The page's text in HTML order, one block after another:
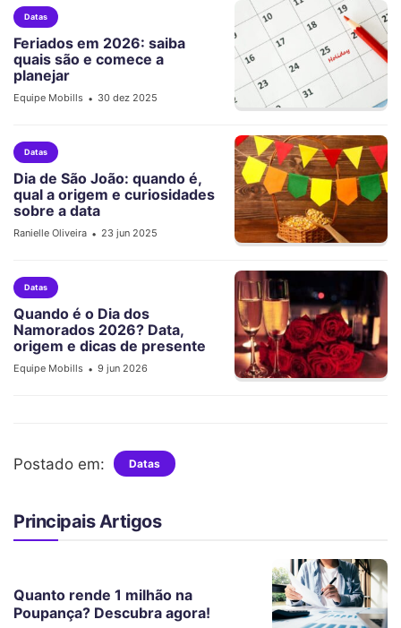
Datas
Feriados em 2026: saiba
quais são e comece a
planejar
Equipe Mobills • 30 dez 2025
Datas
Dia de São João: quando é,
qual a origem e curiosidades
sobre a data
Ranielle Oliveira • 23 jun 2025
Datas
Quando é o Dia dos
Namorados 2026? Data,
origem e dicas de presente
Equipe Mobills • 9 jun 2026
Postado em: Datas
Principais Artigos
Quanto rende 1 milhão na
Poupança? Descubra agora!